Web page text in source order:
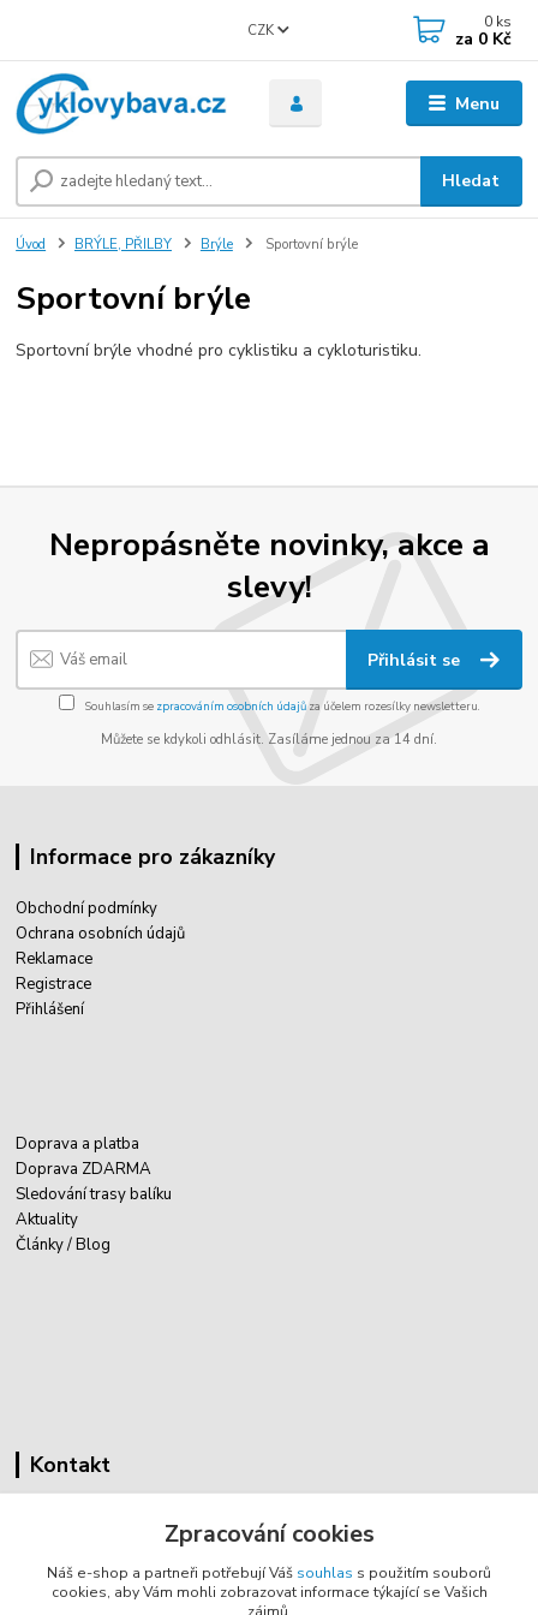
Menu
CZK
Hledat
0 ks
za 0 Kč
Úvod BRÝLE, PŘILBY Brýle Sportovní brýle
Sportovní brýle
Sportovní brýle vhodné pro cyklistiku a cykloturistiku.
Nepropásněte novinky, akce a
slevy!
Přihlásit se
Souhlasím se zpracováním osobních údajůza účelem rozesílky newsletteru.
Můžete se kdykoli odhlásit. Zasíláme jednou za 14 dní.
Informace pro zákazníky
Obchodní podmínky
Ochrana osobních údajů
Reklamace
Registrace
Přihlášení
Doprava a platba
Doprava ZDARMA
Sledování trasy balíku
Aktuality
Články / Blog
Kontakt
Zákostelí 83
783 44 Náměšť na Hané
Zpracování cookies
Náš e-shop a partneři potřebují Váš souhlas s použitím souborů
cookies, aby Vám mohli zobrazovat informace týkající se Vašich